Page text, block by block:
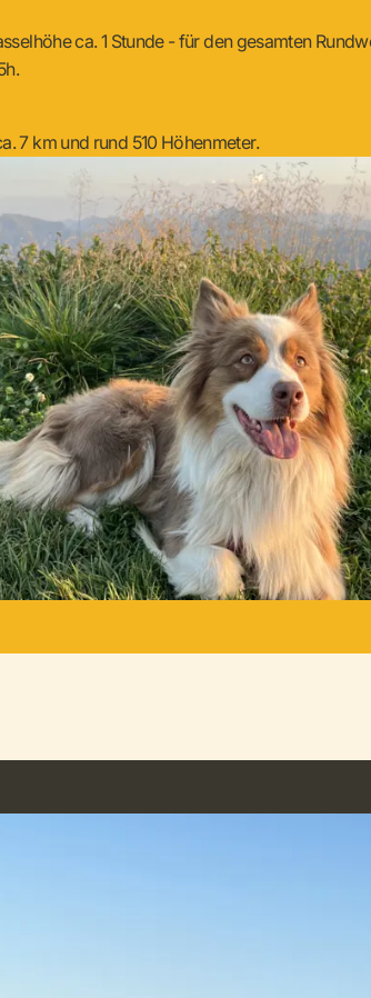
ca. 1 Stunde - für den gesamten
7 km und rund 510 Höhenmeter.